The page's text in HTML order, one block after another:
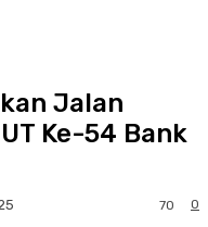
Jalan
Ke-54 Bank
0
70